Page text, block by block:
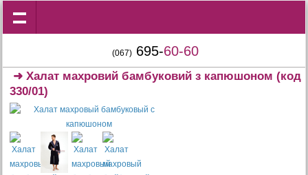
(067) 695-60-60
➜Халат махровий бамбуковий з капюшоном (код
330/01)